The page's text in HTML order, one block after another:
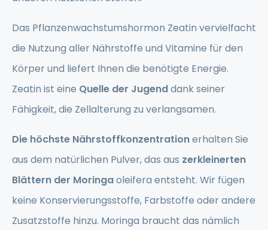
Das Pflanzenwachstumshormon Zeatin vervielfacht
die Nutzung aller Nährstoffe und Vitamine für den
Körper und liefert Ihnen die benötigte Energie.
Zeatin ist eine Quelle der Jugenddank seiner
Fähigkeit, die Zellalterung zu verlangsamen.
Die höchste Nährstoffkonzentrationerhalten Sie
aus dem natürlichen Pulver, das aus zerkleinerten
Blättern der Moringaoleifera entsteht. Wir fügen
keine Konservierungsstoffe, Farbstoffe oder andere
Zusatzstoffe hinzu. Moringa braucht das nämlich